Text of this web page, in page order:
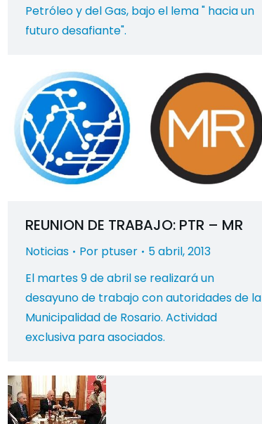
Petróleo y del Gas, bajo el lema " hacia un
futuro desafiante".
REUNION DE TRABAJO: PTR – MR
Noticias Por ptuser
5 abril, 2013
El martes 9 de abril se realizará un
desayuno de trabajo con autoridades de la
Municipalidad de Rosario. Actividad
exclusiva para asociados.